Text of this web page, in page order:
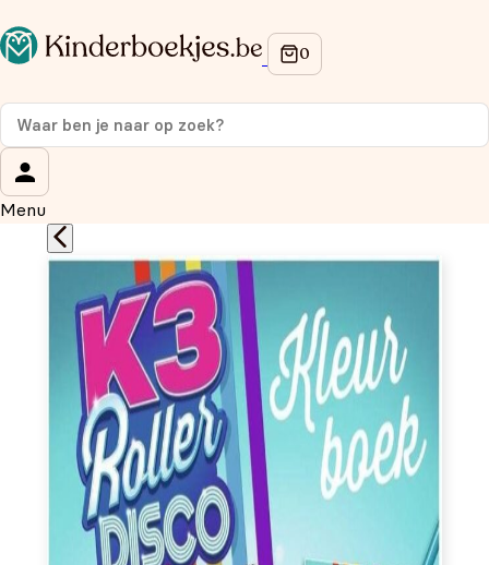
Menu
Op de hoogte blijven van onze acties?
Meld je aan voor onze nieuwsbrief en ontvang
eerste aankoop!
Wat is je voornaam?
Wat is je e-mailadres?*
Aanmelden
We gebruiken je gegevens om contact op te nemen, in
overeenstemming met onsprivacybeleid.